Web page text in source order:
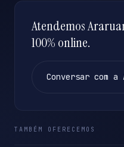
Atendemos
100% online.
Conversar com a
TAMBÉM OFERECEMOS